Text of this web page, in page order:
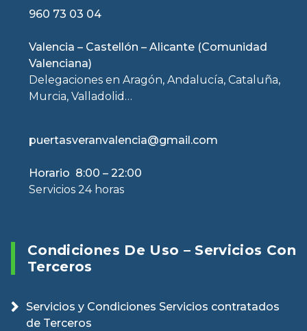
960 73 03 04
Valencia – Castellón – Alicante (Comunidad
Valenciana)
Delegaciones en Aragón, Andalucía, Cataluña,
Murcia, Valladolid…
puertasveranvalencia@gmail.com
Horario 8:00 – 22:00
Servicios 24 horas
Condiciones De Uso – Servicios Con
Terceros
Servicios y Condiciones Servicios contratados
de Terceros